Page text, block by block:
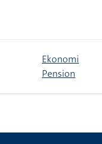
Ekonomi
Pension